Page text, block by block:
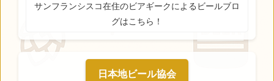
サンフランシスコ在住のビアギークによるビールブロ
グはこちら！
日本地ビール協会